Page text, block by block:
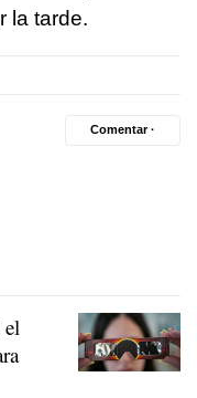
la tarde.
Comentar ·
el